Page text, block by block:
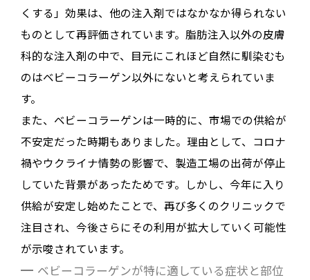
くする」効果は、他の注入剤ではなかなか得られない
ものとして再評価されています。脂肪注入以外の皮膚
科的な注入剤の中で、目元にこれほど自然に馴染むも
のはベビーコラーゲン以外にないと考えられていま
す。
また、ベビーコラーゲンは一時的に、市場での供給が
不安定だった時期もありました。理由として、コロナ
禍やウクライナ情勢の影響で、製造工場の出荷が停止
していた背景があったためです。しかし、今年に入り
供給が安定し始めたことで、再び多くのクリニックで
注目され、今後さらにその利用が拡大していく可能性
が示唆されています。
ベビーコラーゲンが特に適している症状と部位